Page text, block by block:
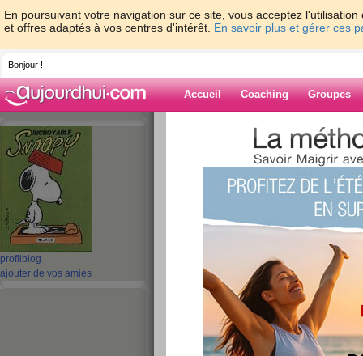
En poursuivant votre navigation sur ce site, vous acceptez
et offres adaptés à vos centres d'intérêt. En savoir plus et gérer ces
Bonjour !
Accueil Coaching Groupes
profil blog
ajouter de vos amies
> > Lundi
Blog de
Lundi au soleil?